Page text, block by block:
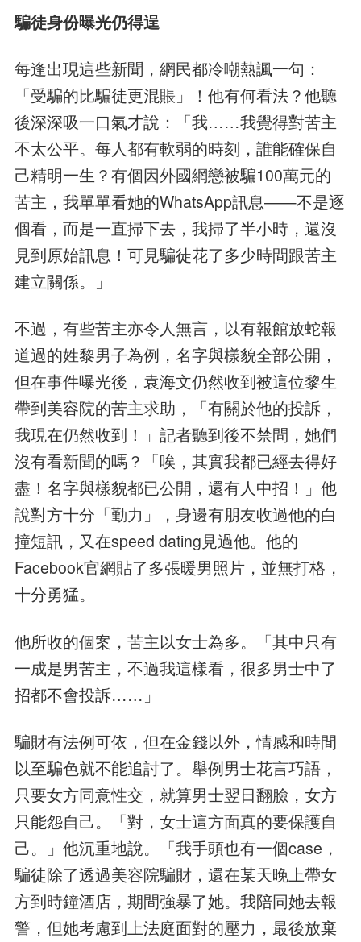
騙徒身份曝光仍得逞
每逢出現這些新聞，網民都冷嘲熱諷一句：
「受騙的比騙徒更混賬」！他有何看法？他聽
後深深吸一口氣才說：「我……我覺得對苦主
不太公平。每人都有軟弱的時刻，誰能確保自
己精明一生？有個因外國網戀被騙100萬元的
苦主，我單單看她的WhatsApp訊息——不是逐
個看，而是一直掃下去，我掃了半小時，還沒
見到原始訊息！可見騙徒花了多少時間跟苦主
建立關係。」
不過，有些苦主亦令人無言，以有報館放蛇報
道過的姓黎男子為例，名字與樣貌全部公開，
但在事件曝光後，袁海文仍然收到被這位黎生
帶到美容院的苦主求助，「有關於他的投訴，
我現在仍然收到！」記者聽到後不禁問，她們
沒有看新聞的嗎？「唉，其實我都已經去得好
盡！名字與樣貌都已公開，還有人中招！」他
說對方十分「勤力」，身邊有朋友收過他的白
撞短訊，又在speed dating見過他。他的
Facebook官網貼了多張暖男照片，並無打格，
十分勇猛。
他所收的個案，苦主以女士為多。「其中只有
一成是男苦主，不過我這樣看，很多男士中了
招都不會投訴……」
騙財有法例可依，但在金錢以外，情感和時間
以至騙色就不能追討了。舉例男士花言巧語，
只要女方同意性交，就算男士翌日翻臉，女方
只能怨自己。「對，女士這方面真的要保護自
己。」他沉重地說。「我手頭也有一個case，
騙徒除了透過美容院騙財，還在某天晚上帶女
方到時鐘酒店，期間強暴了她。我陪同她去報
警，但她考慮到上法庭面對的壓力，最後放棄